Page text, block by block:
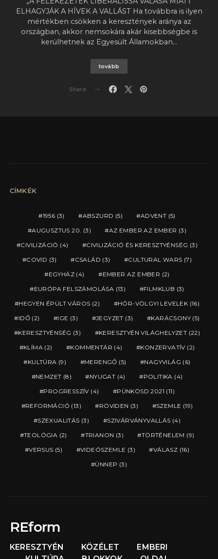
ELHAGYJÁK A HÍVEK A VALLÁST Ha továbbra is ilyen
mértékben csökken a keresztények aránya az
országban, akkor nemsokára akár kisebbségbe is
kerülhetnek az Egyesült Államokban…
tovább
Share
CÍMKÉK
1956 (3) ABSZURD (5) ADVENT (5)
AUGUSZTUS 20. (3) AZ EMBER AZ EMBER (3)
CIVILIZÁCIÓ (4) CIVILIZÁCIÓ ÉS KERESZTYÉNSÉG (3)
COVID (3) CSALÁD (3) CULTURAL WARS (7)
EGYHÁZ (4) EMBER AZ EMBER (2)
EURÓPA FELSZÁMOLÁSA (13) FILMKLUB (3)
HEGYEN ÉPÜLT VÁROS (2) HÓR-VÖLGYI LEVELEK (16)
IDŐ (2) IGE (3) JEGYZET (3) KARÁCSONY(5)
KERESZTYÉNSÉG (3) KERESZTYÉN VILÁGHELYZET (22)
KLÍMA(2) KOMMENTÁR (4) KONZERVATÍV(2)
KULTÚRA (9) MERENGŐ (5) NAGYVILÁG (6)
NEMZET (8) NYUGAT (4) POLITIKA (4)
PROGRESSZÍV(4) PÜNKÖSD 2021 (11)
REFORMÁCIÓ (13) RÖVIDEN (3) SZEMLE (19)
SZEXUALITÁS (3) SZIVÁRVÁNYVALLÁS (4)
TEOLÓGIA (2) TRIANON (3) TÖRTÉNELEM (9)
VERSUS (5) VIDEÓSZEMLE (3) VÁLASZ (16)
ÜNNEP (3)
REform
KERESZTYÉN KÖZÉLET
EMBERI